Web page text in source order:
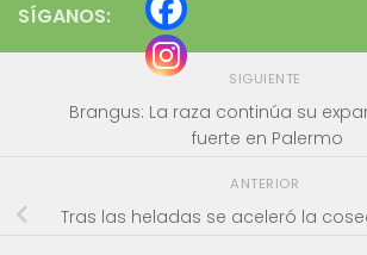
SÍGANOS:
SIGUIENTE
Brangus: La raza continúa su
fuerte en Palermo
ANTERIOR
Tras las heladas se aceleró la